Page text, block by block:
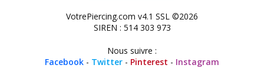
VotrePiercing.com v4.1 SSL ©2026
SIREN : 514 303 973
Nous suivre :
Facebook - Twitter - Pinterest - Instagram